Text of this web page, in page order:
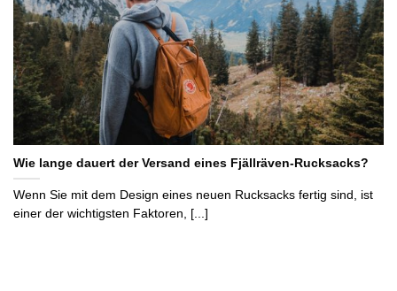
Wie lange dauert der Versand eines Fjällräven-Rucksacks?
Wenn Sie mit dem Design eines neuen Rucksacks fertig sind, ist
einer der wichtigsten Faktoren, [...]